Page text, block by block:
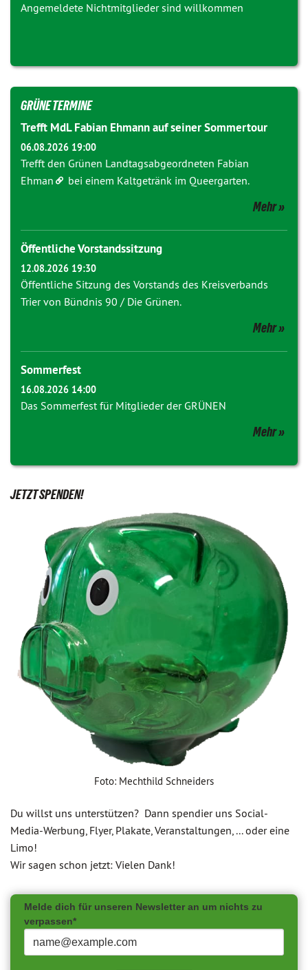
Angemeldete Nichtmitglieder sind willkommen
GRÜNE TERMINE
Trefft MdL Fabian Ehmann auf seiner Sommertour
06.08.2026 19:00
Trefft den Grünen Landtagsabgeordneten Fabian
Ehman
bei einem Kaltgetränk im Queergarten.
Mehr
Öffentliche Vorstandssitzung
12.08.2026 19:30
Öffentliche Sitzung des Vorstands des Kreisverbands
Trier von Bündnis 90 / Die Grünen.
Mehr
Sommerfest
16.08.2026 14:00
Das Sommerfest für Mitglieder der GRÜNEN
Mehr
JETZT SPENDEN!
Foto: Mechthild Schneiders
Du willst uns unterstützen? Dann spendier uns Social-
Media-Werbung, Flyer, Plakate, Veranstaltungen, ... oder eine
Limo!
Wir sagen schon jetzt: Vielen Dank!
Melde dich für unseren Newsletter an um nichts zu
verpassen*